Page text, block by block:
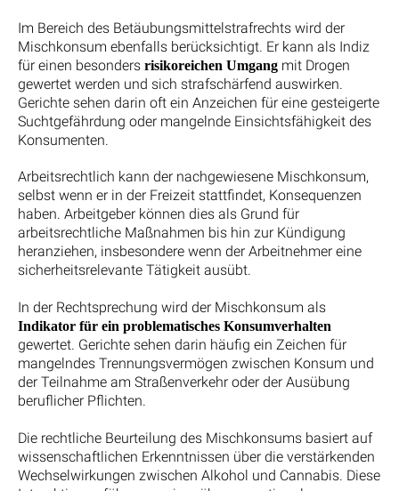
Im Bereich des Betäubungsmittelstrafrechts wird der
Mischkonsum ebenfalls berücksichtigt. Er kann als Indiz
für einen besonders risikoreichen Umgang mit Drogen
gewertet werden und sich strafschärfend auswirken.
Gerichte sehen darin oft ein Anzeichen für eine gesteigerte
Suchtgefährdung oder mangelnde Einsichtsfähigkeit des
Konsumenten.
Arbeitsrechtlich kann der nachgewiesene Mischkonsum,
selbst wenn er in der Freizeit stattfindet, Konsequenzen
haben. Arbeitgeber können dies als Grund für
arbeitsrechtliche Maßnahmen bis hin zur Kündigung
heranziehen, insbesondere wenn der Arbeitnehmer eine
sicherheitsrelevante Tätigkeit ausübt.
In der Rechtsprechung wird der Mischkonsum als
Indikator für ein problematisches Konsumverhalten
gewertet. Gerichte sehen darin häufig ein Zeichen für
mangelndes Trennungsvermögen zwischen Konsum und
der Teilnahme am Straßenverkehr oder der Ausübung
beruflicher Pflichten.
Die rechtliche Beurteilung des Mischkonsums basiert auf
wissenschaftlichen Erkenntnissen über die verstärkenden
Wechselwirkungen zwischen Alkohol und Cannabis. Diese